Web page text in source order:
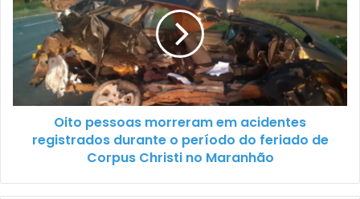
Oito pessoas morreram em acidentes
registrados durante o período do feriado de
Corpus Christi no Maranhão